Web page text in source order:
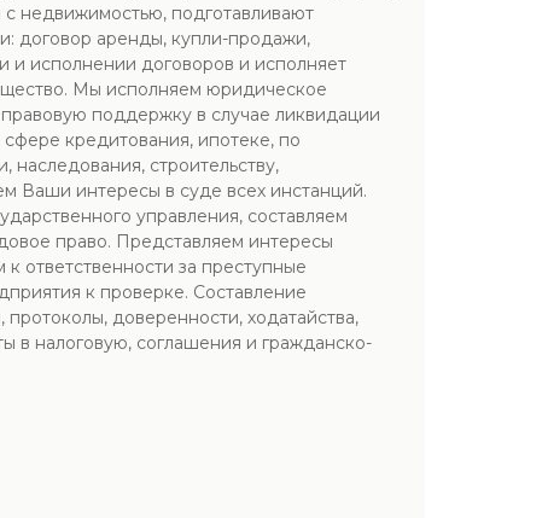
недвижимостью, подготавливают
договор аренды, купли-продажи,
исполнении договоров и исполняет
Мы исполняем юридическое
поддержку в случае ликвидации
кредитования, ипотеке, по
строительству,
Ваши интересы в суде всех инстанций.
управления, составляем
право. Представляем интересы
ответственности за преступные
к проверке. Составление
доверенности, ходатайства,
в налоговую, соглашения и гражданско-